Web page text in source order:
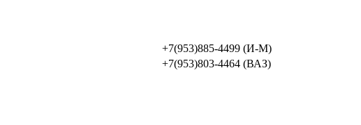
+7(953)885-4499 (И-М)
+7(953)803-4464 (ВАЗ)